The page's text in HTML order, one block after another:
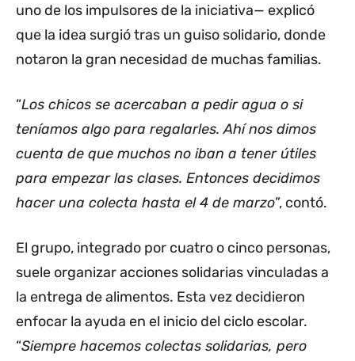
uno de los impulsores de la iniciativa— explicó
que la idea surgió tras un guiso solidario, donde
notaron la gran necesidad de muchas familias.
“Los chicos se acercaban a pedir agua o si
teníamos algo para regalarles. Ahí nos dimos
cuenta de que muchos no iban a tener útiles
para empezar las clases. Entonces decidimos
hacer una colecta hasta el 4 de marzo”, contó.
El grupo, integrado por cuatro o cinco personas,
suele organizar acciones solidarias vinculadas a
la entrega de alimentos. Esta vez decidieron
enfocar la ayuda en el inicio del ciclo escolar.
“Siempre hacemos colectas solidarias, pero